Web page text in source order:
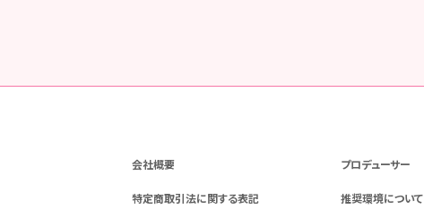
会社概要 プロデューサー
特定商取引法に関する表記 推奨環境について